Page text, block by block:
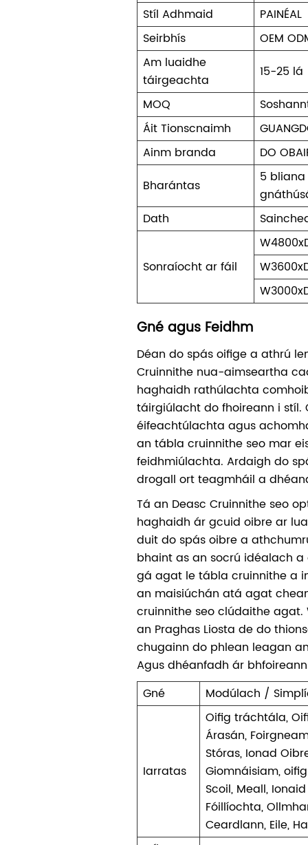
Stíl Adhmaid
PAINÉAL
Seirbhís
OEM
Am luaidhe
táirgeachta
15-25 lá
MOQ
Áit Tionscnaimh
Ainm branda
DO
Bharántas
5
Dath
Sonraíocht ar fáil
Gné agus Feidhm
Déan do spás oifige a athrú
Cruinnithe nua-aimseartha
haghaidh rathúlachta
táirgiúlacht do fhoireann i
éifeachtúlachta agus
an tábla cruinnithe seo mar
feidhmiúlachta. Ardaigh do
drogall ort teagmháil a
Tá an Deasc Cruinnithe seo
haghaidh ár gcuid oibre ar
duit do spás oibre a
bhaint as an socrú idéalach a
gá agat le tábla cruinnithe a
an maisiúchán atá agat
cruinnithe seo clúdaithe
an Praghas Liosta de do
chugainn do phlean leagan
Agus dhéanfadh ár
Gné
Modúlach /
Iarratas
Oifig tráchtála,
Árasán,
Stóras, Ionad
Giomnáisiam,
Scoil, Meall,
Fóillíochta,
Ceardlann, Eile,